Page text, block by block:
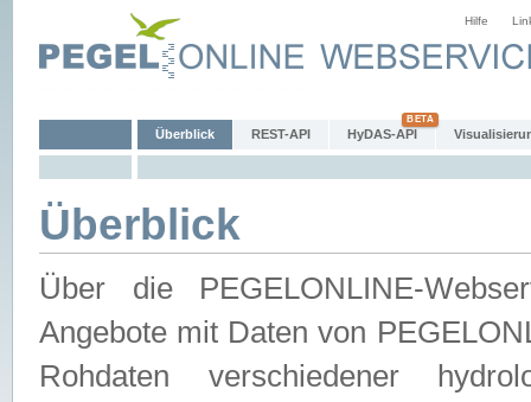
Hilfe
Überblick REST-API HyDAS-API
Überblick
Über die PEGELONLINE-
Angebote mit Daten von
Rohdaten verschiedener